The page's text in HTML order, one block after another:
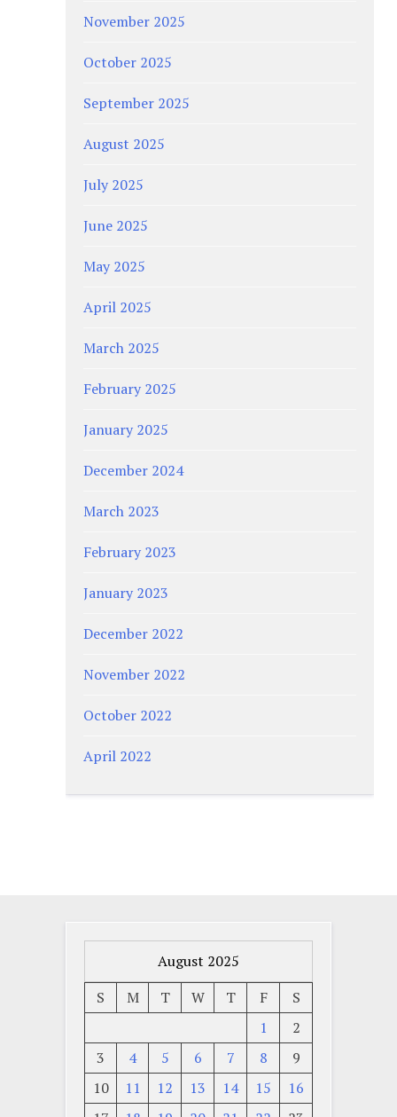
November 2025
October 2025
September 2025
August 2025
July 2025
June 2025
May 2025
April 2025
March 2025
February 2025
January 2025
December 2024
March 2023
February 2023
January 2023
December 2022
November 2022
October 2022
April 2022
August 2025
S
M T W T F
S
1
2
3
4 5 6 7 8
9
10
11 12 13 14 15
16